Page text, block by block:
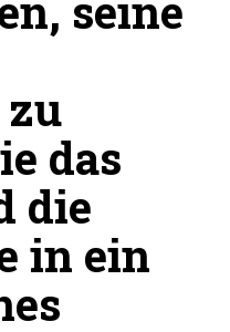
das
die
in ein